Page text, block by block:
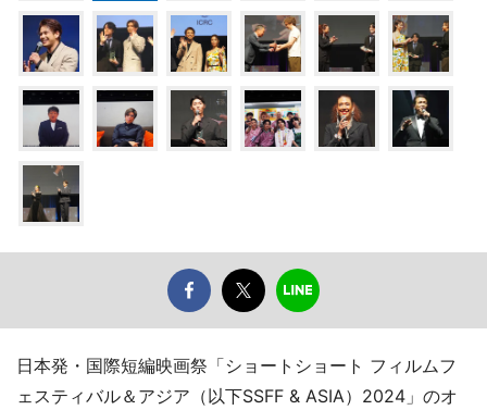
日本発・国際短編映画祭「ショートショート フィルムフ
ェスティバル＆アジア（以下SSFF & ASIA）2024」のオ